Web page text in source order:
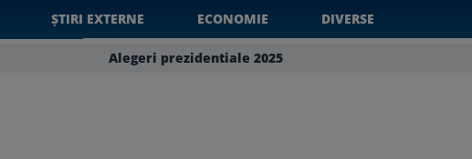
ȘTIRI EXTERNE ECONOMIE DIVERSE
Alegeri prezidentiale 2025